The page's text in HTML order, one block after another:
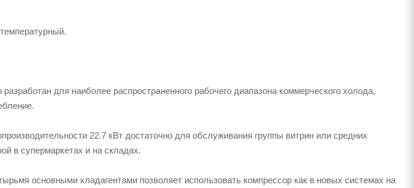
для наиболее распространенного рабочего диапазона коммерческого холода,
22.7 кВт достаточно для обслуживания группы витрин или средних
в супермаркетах и на складах.
основными хладагентами позволяет использовать компрессор как в новых системах на